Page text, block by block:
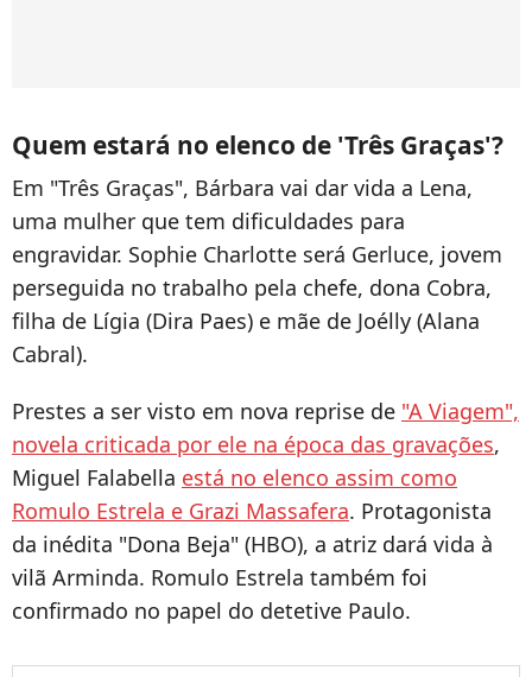
Quem estará no elenco de 'Três Graças'?
Em "Três Graças", Bárbara vai dar vida a Lena,
uma mulher que tem dificuldades para
engravidar. Sophie Charlotte será Gerluce, jovem
perseguida no trabalho pela chefe, dona Cobra,
filha de Lígia (Dira Paes) e mãe de Joélly (Alana
Cabral).
Prestes a ser visto em nova reprise de "A Viagem",
novela criticada por ele na época das gravações,
Miguel Falabella está no elenco assim como
Romulo Estrela e Grazi Massafera. Protagonista
da inédita "Dona Beja" (HBO), a atriz dará vida à
vilã Arminda. Romulo Estrela também foi
confirmado no papel do detetive Paulo.